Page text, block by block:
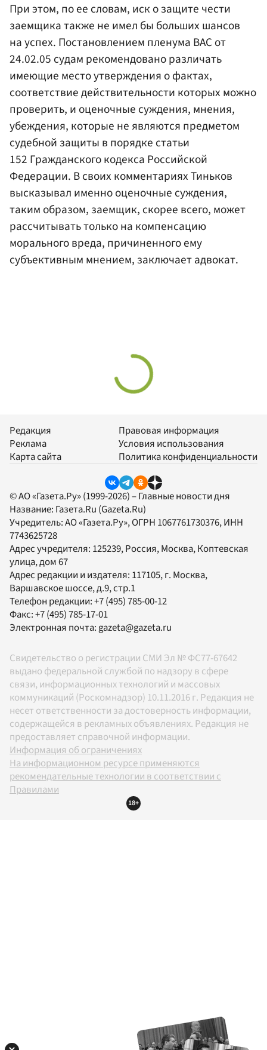
При этом, по ее словам, иск о защите чести
заемщика также не имел бы больших шансов
на успех. Постановлением пленума ВАС от
24.02.05 судам рекомендовано различать
имеющие место утверждения о фактах,
соответствие действительности которых можно
проверить, и оценочные суждения, мнения,
убеждения, которые не являются предметом
судебной защиты в порядке статьи
152 Гражданского кодекса Российской
Федерации. В своих комментариях Тиньков
высказывал именно оценочные суждения,
таким образом, заемщик, скорее всего, может
рассчитывать только на компенсацию
морального вреда, причиненного ему
субъективным мнением, заключает адвокат.
Редакция
Реклама
Карта сайта
Правовая информация
Условия использования
Политика конфиденциальности
© АО «Газета.Ру» (1999-2026) – Главные новости дня
Название: Газета.Ru (Gazeta.Ru)
Учредитель:АО «Газета.Ру», ОГРН 1067761730376, ИНН
7743625728
Адрес учредителя: 125239, Россия, Москва, Коптевская
улица, дом 67
Адрес редакции и издателя: 117105, г. Москва,
Варшавское шоссе, д.9, стр.1
Телефон редакции:+7 (495) 785-00-12
Факс:+7 (495) 785-17-01
Электронная почта:gazeta@gazeta.ru
Свидетельство о регистрации СМИ Эл № ФС77-67642
выдано федеральной службой по надзору в сфере
связи, информационных технологий и массовых
коммуникаций (Роскомнадзор) 10.11.2016 г. Редакция не
несет ответственности за достоверность информации,
содержащейся в рекламных объявлениях. Редакция не
предоставляет справочной информации.
Информация об ограничениях
На информационном ресурсе применяются
рекомендательные технологии в соответствии с
Правилами
18+